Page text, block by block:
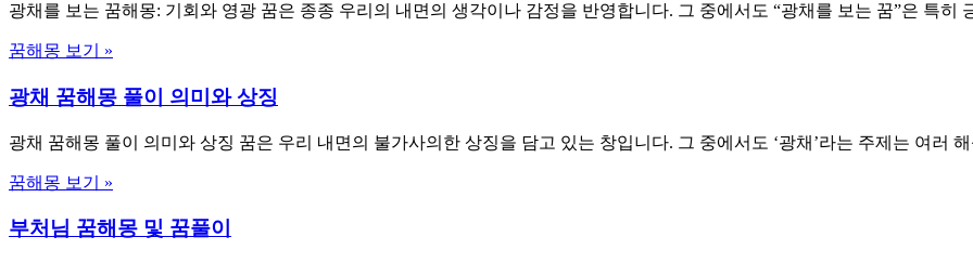
광채를 보는 꿈해몽: 기회와 영광 꿈은 종종 우리의 내면의 생각이나 감정을 반영합니다. 그 중에서도 “광채를 보는 꿈”은 특히
꿈해몽 보기 »
광채 꿈해몽 풀이 의미와 상징
광채 꿈해몽 풀이 의미와 상징 꿈은 우리 내면의 불가사의한 상징을 담고 있는 창입니다. 그 중에서도 ‘광채’라는 주제는 여러
꿈해몽 보기 »
부처님 꿈해몽 및 꿈풀이